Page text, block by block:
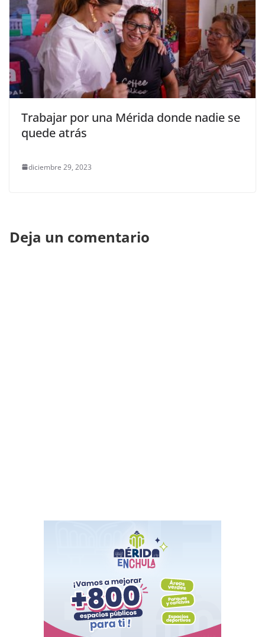
Trabajar por una Mérida donde nadie se
quede atrás
diciembre 29, 2023
Deja un comentario